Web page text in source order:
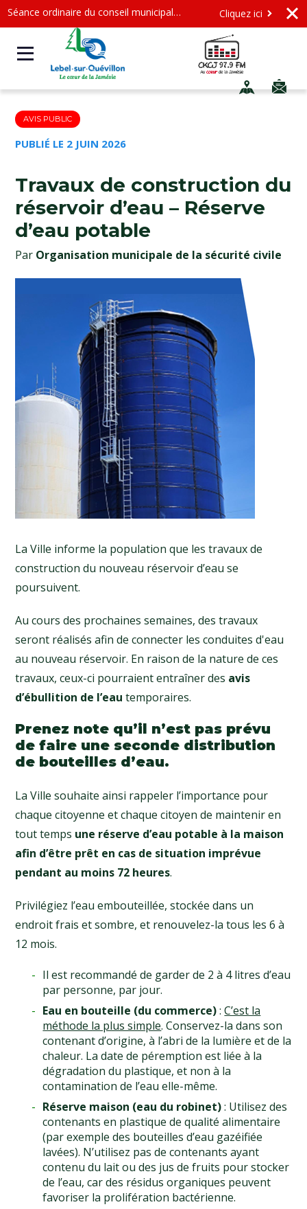
Séance ordinaire du conseil municipal - Mercredi le 12 août 2026 à 19 h Cliquez ici
AVIS PUBLIC
PUBLIÉ LE 2 JUIN 2026
Travaux de construction du
réservoir d’eau – Réserve
d’eau potable
Par Organisation municipale de la sécurité civile
La Ville informe la population que les travaux de
construction du nouveau réservoir d’eau se
poursuivent.
Au cours des prochaines semaines, des travaux
seront réalisés afin de connecter les conduites d'eau
au nouveau réservoir. En raison de la nature de ces
travaux, ceux-ci pourraient entraîner des avis
d’ébullition de l’eau temporaires.
Prenez note qu’il n’est pas prévu
de faire une seconde distribution
de bouteilles d’eau.
La Ville souhaite ainsi rappeler l’importance pour
chaque citoyenne et chaque citoyen de maintenir en
tout temps une réserve d’eau potable à la maison
afin d’être prêt en cas de situation imprévue
pendant au moins 72 heures.
Privilégiez l’eau embouteillée, stockée dans un
endroit frais et sombre, et renouvelez-la tous les 6 à
12 mois.
Il est recommandé de garder de 2 à 4 litres d’eau
par personne, par jour.
Eau en bouteille (du commerce):C’est la
méthode la plus simple. Conservez-la dans son
contenant d’origine, à l’abri de la lumière et de la
chaleur. La date de péremption est liée à la
dégradation du plastique, et non à la
contamination de l’eau elle-même.
Réserve maison (eau du robinet): Utilisez des
contenants en plastique de qualité alimentaire
(par exemple des bouteilles d’eau gazéifiée
lavées). N’utilisez pas de contenants ayant
contenu du lait ou des jus de fruits pour stocker
de l’eau, car des résidus organiques peuvent
favoriser la prolifération bactérienne.